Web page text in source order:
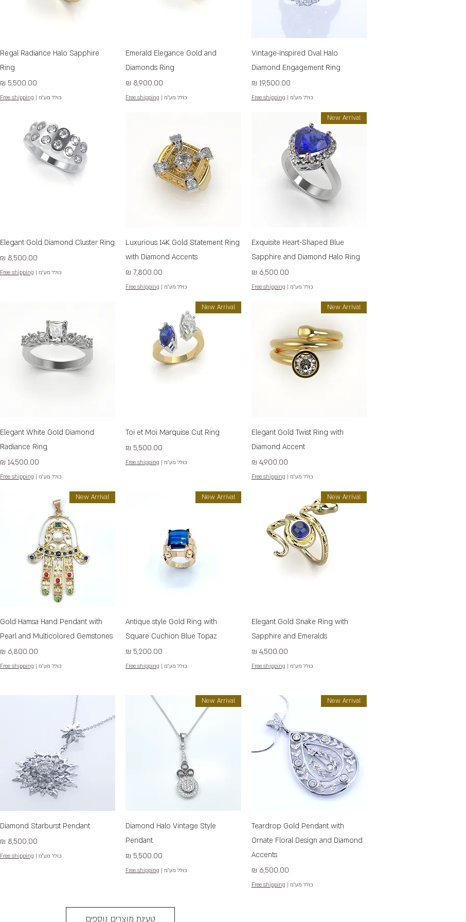
תצוגה מהירה
Vintage-Inspired Oval Halo
Diamond Engagement Ring
מחיר
כולל מע״מ |
Free shipping
תצוגה מהירה
Emerald Elegance Gold and
Diamonds Ring
מחיר
כולל מע״מ |
Free shipping
תצוגה מהירה
Regal Radiance Halo Sapphire
Ring
מחיר
כולל מע״מ |
Free shipping
תצוגה מהירה
New Arrival
Exquisite Heart-Shaped Blue
Sapphire and Diamond Halo Ring
מחיר
כולל מע״מ Free shipping
תצוגה מהירה
Luxurious 14K Gold Statement Ring
with Diamond Accents
מחיר
כולל מע״מ Free shipping
תצוגה מהירה
Elegant Gold Diamond Cluster Ring
מחיר
כולל מע״מ Free shipping
תצוגה מהירה
New Arrival
Elegant Gold Twist Ring with
Diamond Accent
מחיר
כולל מע״מ |
Free shipping
תצוגה מהירה
New Arrival
Toi et Moi Marquise Cut Ring
מחיר
כולל מע״מ |
Free shipping
תצוגה מהירה
Elegant White Gold Diamond
Radiance Ring
מחיר
כולל מע״מ |
Free shipping
תצוגה מהירה
New Arrival
Elegant Gold Snake Ring with
Sapphire and Emeralds
מחיר
כולל מע״מ Free shipping
תצוגה מהירה
New Arrival
Antique style Gold Ring with
Square Cuchion Blue Topaz
מחיר
כולל מע״מ Free shipping
תצוגה מהירה
New Arrival
Gold Hamsa Hand Pendant with
Pearl and Multicolored Gemstones
מחיר
כולל מע״מ Free shipping
תצוגה מהירה
New Arrival
Teardrop Gold Pendant with
Ornate Floral Design and Diamond
Accents
מחיר
כולל מע״מ |
Free shipping
תצוגה מהירה
New Arrival
Diamond Halo Vintage Style
Pendant
מחיר
כולל מע״מ |
Free shipping
תצוגה מהירה
Diamond Starburst Pendant
מחיר
כולל מע״מ |
Free shipping
טעינת מוצרים נוספים